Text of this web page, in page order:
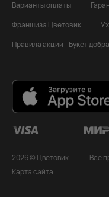
Варианты оплаты
Франшиза Цветовик
Правила акции - Букет добра
2026 © Цветовик
Все
Карта сайта